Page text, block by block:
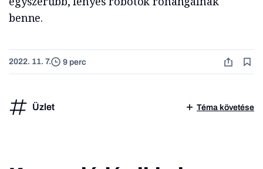
benne.
2022. 11. 7. 9 perc
Üzlet Téma követése